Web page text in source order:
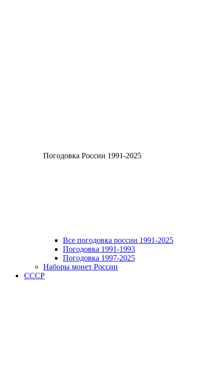
Погодовка России 1991-2025
Все погодовка россии 1991-2025
Погодовка 1991-1993
Погодовка 1997-2025
Наборы монет России
СССР